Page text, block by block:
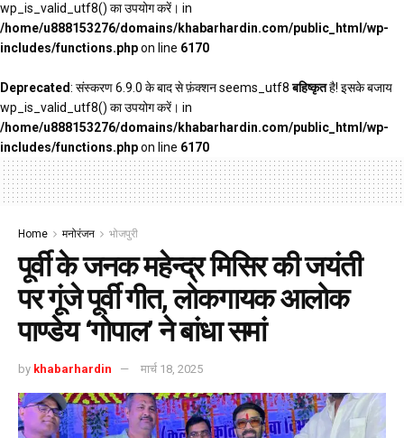
wp_is_valid_utf8() का उपयोग करें। in
/home/u888153276/domains/khabarhardin.com/public_html/wp-
includes/functions.phpon line 6170
Deprecated: संस्करण 6.9.0 के बाद से फ़ंक्शन seems_utf8बहिष्कृतहै! इसके बजाय
wp_is_valid_utf8() का उपयोग करें। in
/home/u888153276/domains/khabarhardin.com/public_html/wp-
includes/functions.phpon line 6170
Home मनोरंजन भोजपुरी
पूर्वी के जनक महेन्द्र मिसिर की जयंती
पर गूंजे पूर्वी गीत, लोकगायक आलोक
पाण्डेय ‘गोपाल’ ने बांधा समां
by khabarhardin मार्च 18, 2025